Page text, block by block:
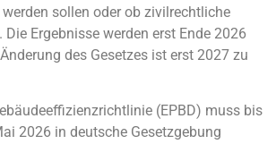
sollen oder ob zivilrechtliche
Die Ergebnisse werden erst Ende 2026
des Gesetzes ist erst 2027 zu
(EPBD) muss bis
2026 in deutsche Gesetzgebung